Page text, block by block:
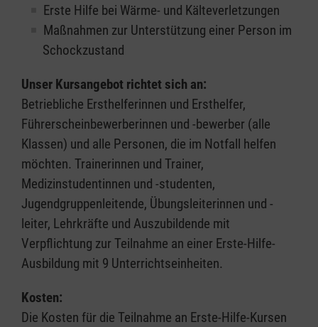
Erste Hilfe bei Wärme- und Kälteverletzungen
Maßnahmen zur Unterstützung einer Person im
Schockzustand
Unser Kursangebot richtet sich an:
Betriebliche Ersthelferinnen und Ersthelfer,
Führerscheinbewerberinnen und -bewerber (alle
Klassen) und alle Personen, die im Notfall helfen
möchten. Trainerinnen und Trainer,
Medizinstudentinnen und -studenten,
Jugendgruppenleitende, Übungsleiterinnen und -
leiter, Lehrkräfte und Auszubildende mit
Verpflichtung zur Teilnahme an einer Erste-Hilfe-
Ausbildung mit 9 Unterrichtseinheiten.
Kosten:
Die Kosten für die Teilnahme an Erste-Hilfe-Kursen